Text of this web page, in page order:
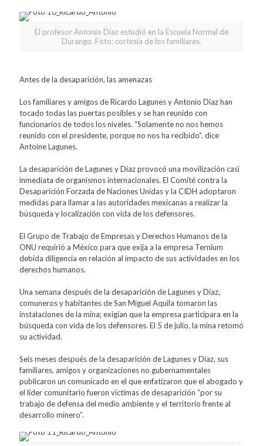
El profesor Antonio Díaz estudió en la Escuela Normal de
Durango. Foto: cortesía de los familiares.
Antes de la desaparición, las amenazas
Los familiares y amigos de Ricardo Lagunes y Antonio Díaz han
tocado todas las puertas posibles y se han reunido con
funcionarios de todos los niveles. “Solamente no nos hemos
reunido con el presidente, porque no nos ha recibido”, dice
Antoine Lagunes.
La desaparición de Lagunes y Díaz provocó una movilización casi
inmediata de organismos internacionales. El Comité contra la
Desaparición Forzada de Naciones Unidas y la CIDH adoptaron
medidas para llamar a las autoridades mexicanas a realizar la
búsqueda y localización con vida de los defensores.
El Grupo de Trabajo de Empresas y Derechos Humanos de la
ONU requirió a México para que exija a la empresa Ternium
debida diligencia en relación al impacto de sus actividades en los
derechos humanos.
Una semana después de la desaparición de Lagunes y Díaz,
comuneros y habitantes de San Miguel Aquila tomaron las
instalaciones de la mina; exigían que la empresa participara en la
búsqueda con vida de los defensores. El 5 de julio, la mina retomó
su actividad.
Seis meses después de la desaparición de Lagunes y Díaz, sus
familiares, amigos y organizaciones no gubernamentales
publicaron un comunicado en el que enfatizaron que el abogado y
el líder comunitario fueron víctimas de desaparición “por su
trabajo de defensa del medio ambiente y el territorio frente al
desarrollo minero”.